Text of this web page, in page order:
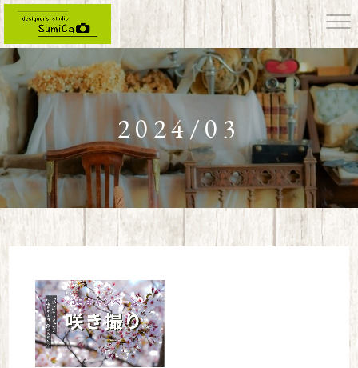
2024/03
designer's studio SumiCa フォトスタジオスミカ HOME
>
2024年
> 3月